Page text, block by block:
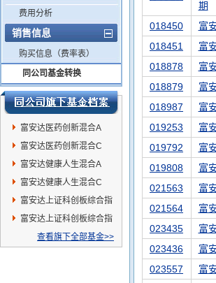
费用分析
销售信息
购买信息（费率表）
同公司基金转换
富安达医药创新混合A
富安达医药创新混合C
富安达健康人生混合A
富安达健康人生混合C
富安达上证科创板综合指
数增强C
富安达上证科创板综合指
数增强A查看旗下全部基金>>
期
018450
富
018451
富
018878
富
018879
富
018987
富
019253
富
019792
富
019808
富
021563
富
021564
富
023435
富
023436
富
023557
富